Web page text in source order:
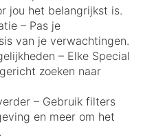
jou het belangrijkst is.
– Pas je
van je verwachtingen.
– Elke Special
zoeken naar
– Gebruik filters
en meer om het